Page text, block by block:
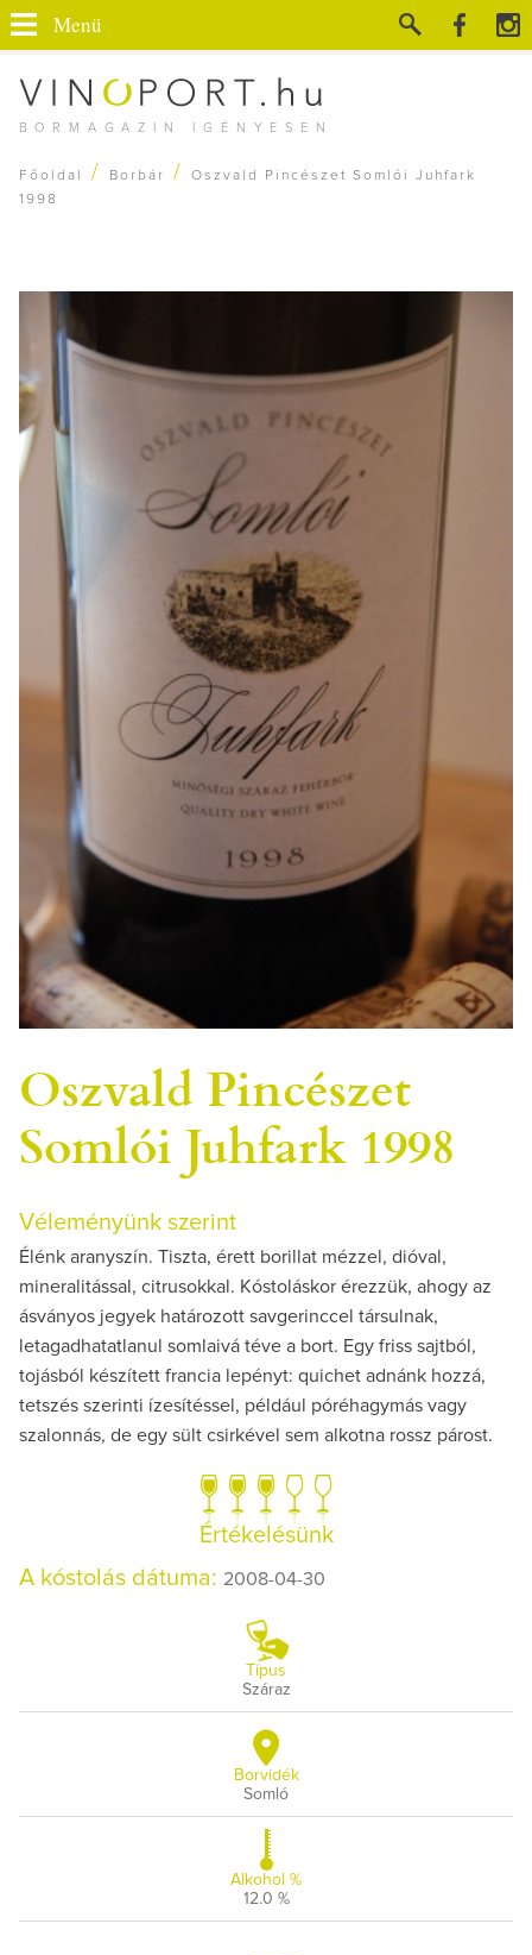
BORMAGAZIN IGÉNYESEN
Menü
Főoldal / Borbár /
Oszvald Pincészet Somlói Juhfark
1998
Oszvald Pincészet
Somlói Juhfark 1998
Véleményünk szerint
Élénk aranyszín. Tiszta, érett borillat mézzel, dióval,
mineralitással, citrusokkal. Kóstoláskor érezzük, ahogy az
ásványos jegyek határozott savgerinccel társulnak,
letagadhatatlanul somlaivá téve a bort. Egy friss sajtból,
tojásból készített francia lepényt: quichet adnánk hozzá,
tetszés szerinti ízesítéssel, például póréhagymás vagy
szalonnás, de egy sült csirkével sem alkotna rossz párost.
Értékelésünk
A kóstolás dátuma: 2008-04-30
Típus
Száraz
Borvidék
Somló
Alkohol %
12.0 %